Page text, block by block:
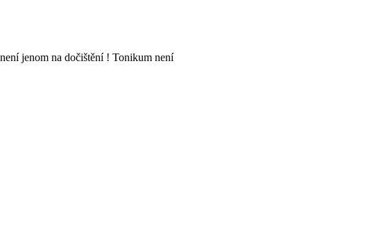
jenom na dočištění ! Tonikum není